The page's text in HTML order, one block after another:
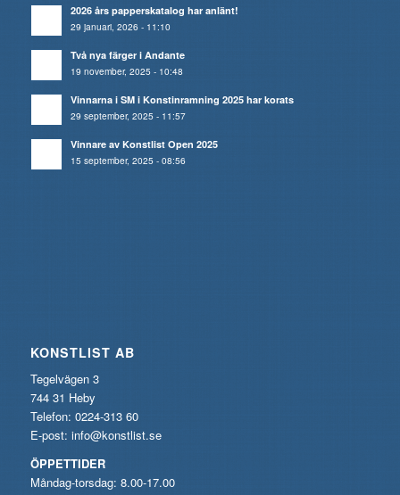
2026 års papperskatalog har anlänt!
29 januari, 2026 - 11:10
Två nya färger i Andante
19 november, 2025 - 10:48
Vinnarna i SM i Konstinramning 2025 har korats
29 september, 2025 - 11:57
Vinnare av Konstlist Open 2025
15 september, 2025 - 08:56
KONSTLIST AB
Tegelvägen 3
744 31 Heby
Telefon: 0224-313 60
E-post: info@konstlist.se
ÖPPETTIDER
Måndag-torsdag: 8.00-17.00